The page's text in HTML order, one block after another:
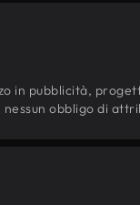
in pubblicità,
obbligo di